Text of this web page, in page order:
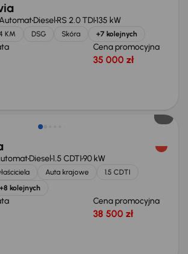
Diesel RS 2.0 TDI135 kW
KM DSG Skóra +7 kolejnych
Cena promocyjna
35 000 zł
Diesel1.5 CDTI90 kW
Auta krajowe
1.5 CDTI
+8 kolejnych
Cena promocyjna
38 500 zł